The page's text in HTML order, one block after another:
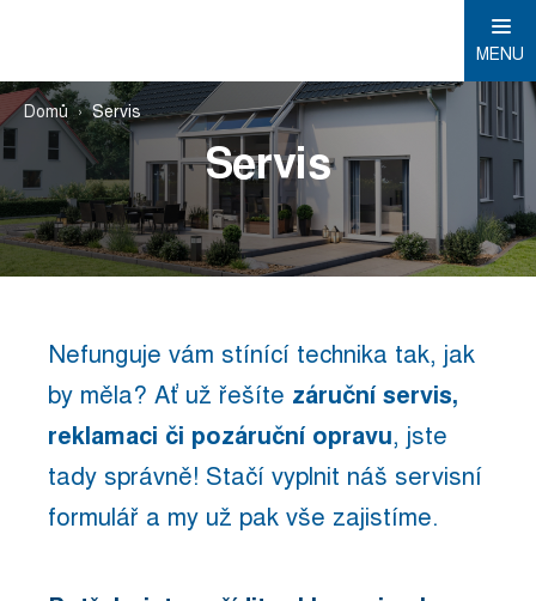
MENU
Domů Servis
Servis
Nefunguje vám stínící technika tak, jak
by měla? Ať už řešíte záruční servis,
reklamaci či pozáruční opravu, jste
tady správně! Stačí vyplnit náš servisní
formulář a my už pak vše zajistíme.